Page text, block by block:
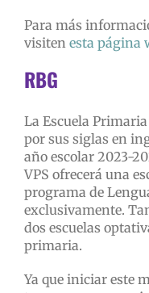
Para más
visiten esta página
RBG
La Escuela
por sus siglas en
año escolar 2023-
VPS ofrecerá una
programa de
exclusivamente.
dos escuelas
primaria.
Ya que iniciar este